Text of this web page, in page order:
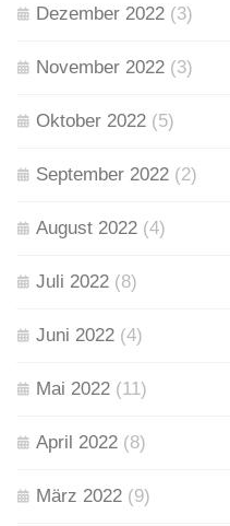
Dezember 2022 (3)
November 2022 (3)
Oktober 2022 (5)
September 2022 (2)
August 2022 (4)
Juli 2022 (8)
Juni 2022 (4)
Mai 2022 (11)
April 2022 (8)
März 2022 (9)